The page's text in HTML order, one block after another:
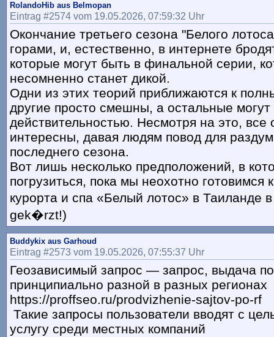
RolandoHib aus Belmopan
Eintrag #2574 vom 19.05.2026, 07:59:32 Uhr
Окончание третьего сезона "Белого
горами, и, естественно, в интернете
которые могут быть в финальной серии,
несомненно станет дикой.
Одни из этих теорий приближаются к
другие просто смешны, а остальные могут
действительностью. Несмотря на это, все
интересны, давая людям повод для
последнего сезона.
Вот лишь несколько предположений, в
погрузиться, пока мы неохотно готовимся
курорта и спа «Белый лотос» в Таиланде
gek�rzt!)
Buddykix aus Garhoud
Eintrag #2573 vom 19.05.2026, 07:55:37 Uhr
Геозависимый запрос — запрос, выдача
принципиально разной в разных регионах
https://proffseo.ru/prodvizhenie-sajtov-po-rf
Такие запросы пользователи вводят с
услугу среди местных компаний